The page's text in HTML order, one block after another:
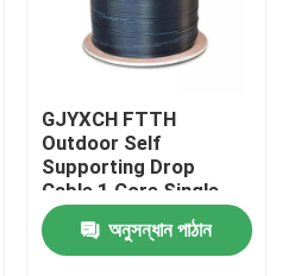
GJYXCH FTTH
Outdoor Self
Supporting Drop
Cable 1 Core Single
Mode Figure 8 Fiber
Optic Cableঅনুসন্ধান পাঠান